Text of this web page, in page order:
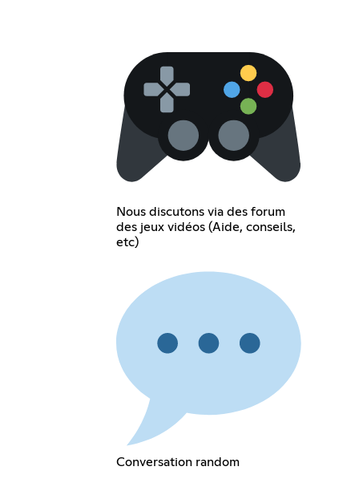
Nous discutons via des forum
des jeux vidéos (Aide, conseils,
etc)
Conversation random